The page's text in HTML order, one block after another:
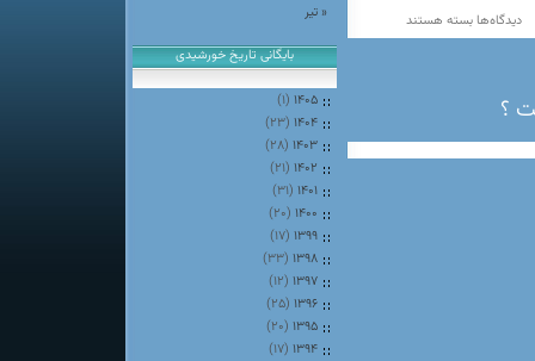
دیدگاه‌ها برای
h-
بسته هستند
؟
« تیر
بایگانی تاریخ خورشیدی
۱۴۰۵ (۱)
۱۴۰۴ (۲۳)
۱۴۰۳ (۲۸)
۱۴۰۲ (۲۱)
۱۴۰۱ (۳۱)
۱۴۰۰ (۲۰)
۱۳۹۹ (۱۷)
۱۳۹۸ (۳۳)
۱۳۹۷ (۱۲)
۱۳۹۶ (۲۵)
۱۳۹۵ (۲۰)
۱۳۹۴ (۱۷)